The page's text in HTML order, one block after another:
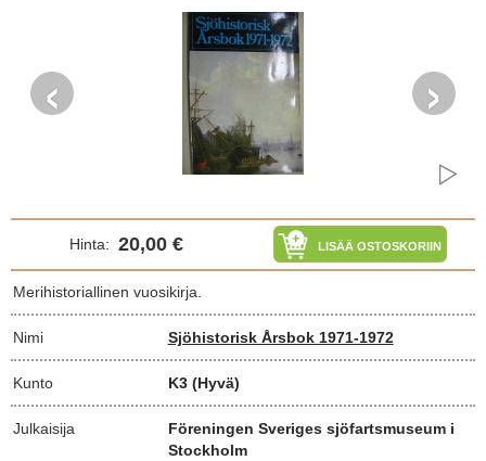
‹ ›
Hinta: 20,00 € LISÄÄ OSTOSKORIIN
Merihistoriallinen vuosikirja.
Nimi Sjöhistorisk Årsbok 1971-1972
Kunto K3 (Hyvä)
Julkaisija
Föreningen Sveriges sjöfartsmuseum i
Stockholm